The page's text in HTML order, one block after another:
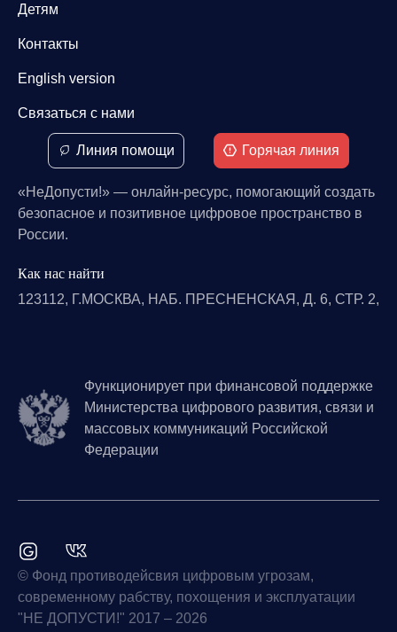
Детям
Контакты
English version
Связаться с нами
Линия помощи Горячая линия
«НеДопусти!» — онлайн-ресурс, помогающий создать
безопасное и позитивное цифровое пространство в
России.
Как нас найти
123112, Г.МОСКВА, НАБ. ПРЕСНЕНСКАЯ, Д. 6, СТР. 2,
Функционирует при финансовой поддержке
Министерства цифрового развития, связи и
массовых коммуникаций Российской
Федерации
© Фонд противодейсвия цифровым угрозам,
современному рабству, похощения и эксплуатации
"НЕ ДОПУСТИ!" 2017 – 2026